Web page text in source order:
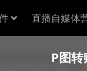
直播自媒体
P图